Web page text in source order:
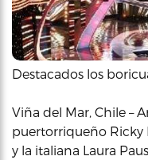
Destacados los
Viña del Mar, Chile –
puertorriqueño Ricky
y la italiana Laura